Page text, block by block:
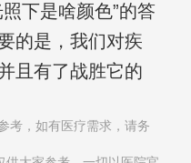
下是啥颜色”的答
的是，我们对疾
且有了战胜它的
考，如有医疗需求，请务